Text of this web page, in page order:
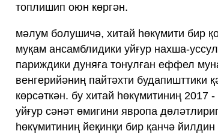
топлишип оюн көргән.
мәлум болушичә, хитай һөкүмити бир
муқам ансамблидики уйғур нахша‏-уссулчилар франсийәниң пайтәхти
париждики дуняға тонулған еффел
венгерийәниң пайтәхти
көрсәткән. бу хитай һөкүмитиниң 2017
уйғур сәнәт өмигини явропа
һөкүмитиниң йеқинқи бир қанчә